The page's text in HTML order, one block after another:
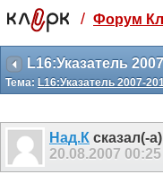
Святые
прекрасен:)
месяц
3 месяца
259
₽
-10%
/ Форум
L16:Указатель
Тема: L16:Указатель 2007-
Над.К сказал(-
20.08.2007 00:25